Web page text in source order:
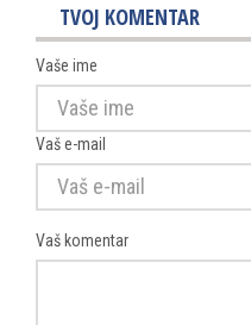
TVOJ KOMENTAR
Vaše ime
Vaš e-mail
Vaš komentar